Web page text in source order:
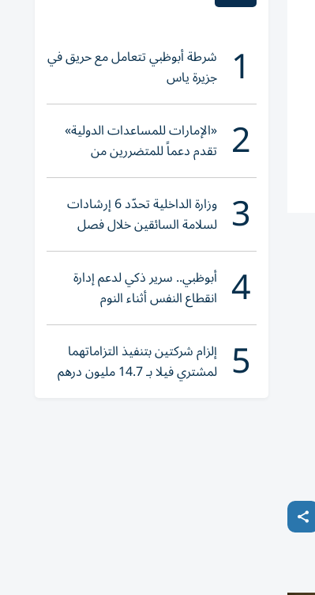
1 شرطة أبوظبي تتعامل مع حريق في
جزيرة ياس
2 «الإمارات للمساعدات الدولية»
تقدم دعماً للمتضررين من
الفيضانات في بنغلاديش
3 وزارة الداخلية تحدّد 6 إرشادات
لسلامة السائقين خلال فصل
الصيف
4 أبوظبي.. سرير ذكي لدعم إدارة
انقطاع النفس أثناء النوم
5 إلزام شركتين بتنفيذ التزاماتهما
لمشتري فيلا بـ 14.7 مليون درهم